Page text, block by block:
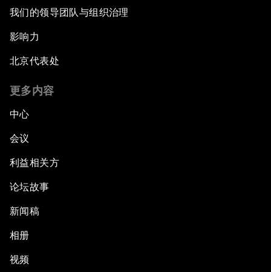
我们的领导团队与组织治理
影响力
北京代表处
更多内容
中心
会议
利益相关方
论坛故事
新闻稿
相册
视频